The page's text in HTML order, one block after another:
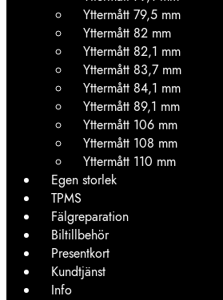
Yttermått 79,5 mm
Yttermått 82 mm
Yttermått 82,1 mm
Yttermått 83,7 mm
Yttermått 84,1 mm
Yttermått 89,1 mm
Yttermått 106 mm
Yttermått 108 mm
Yttermått 110 mm
Egen storlek
TPMS
Fälgreparation
Biltillbehör
Presentkort
Kundtjänst
Info